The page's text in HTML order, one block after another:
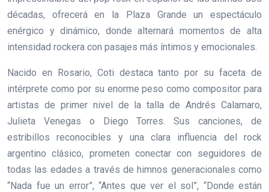
décadas, ofrecerá en la Plaza Grande un espectáculo
enérgico y dinámico, donde alternará momentos de alta
intensidad rockera con pasajes más íntimos y emocionales.
Nacido en Rosario, Coti destaca tanto por su faceta de
intérprete como por su enorme peso como compositor para
artistas de primer nivel de la talla de Andrés Calamaro,
Julieta Venegas o Diego Torres. Sus canciones, de
estribillos reconocibles y una clara influencia del rock
argentino clásico, prometen conectar con seguidores de
todas las edades a través de himnos generacionales como
“Nada fue un error”, “Antes que ver el sol”, “Donde están